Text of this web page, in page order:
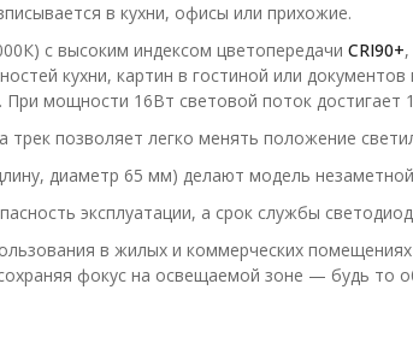
в кухни, офисы или прихожие.
с высоким индексом цветопередачи CRI90+
кухни, картин в гостиной или документов
При мощности 16Вт световой поток
трек позволяет легко менять положение
диаметр 65 мм) делают модель
эксплуатации, а срок службы
в жилых и коммерческих
фокус на освещаемой зоне — будь то